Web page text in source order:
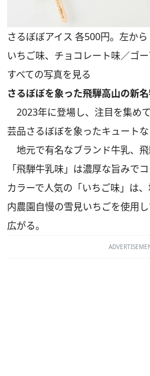
さるぼぼアイス 各500円。左から
いちご味、チョコレート味／ゴ
すべての写真を見る
さるぼぼを象った飛騨高山の新名
2023年に登場し、注目を集め
芸品さるぼぼを象ったキュートな
地元で有名なブランド牛乳、
「飛騨牛乳味」は濃厚な旨みで
カラーで人気の「いちご味」は
内農園自慢の雪見いちごを使用
広がる。